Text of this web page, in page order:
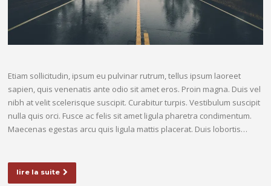
Etiam sollicitudin, ipsum eu pulvinar rutrum, tellus ipsum laoreet
sapien, quis venenatis ante odio sit amet eros. Proin magna. Duis vel
nibh at velit scelerisque suscipit. Curabitur turpis. Vestibulum suscipit
nulla quis orci. Fusce ac felis sit amet ligula pharetra condimentum.
Maecenas egestas arcu quis ligula mattis placerat. Duis lobortis…
lire la suite